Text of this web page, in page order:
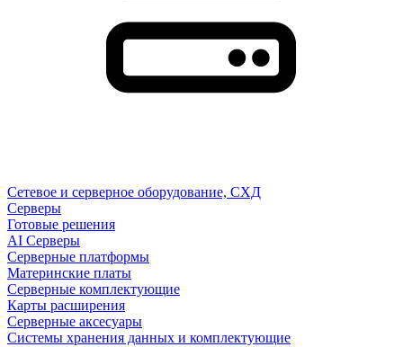
Сетевое и серверное оборудование, СХД
Cерверы
Готовые решения
AI Серверы
Серверные платформы
Материнские платы
Серверные комплектующие
Карты расширения
Серверные аксесуары
Системы хранения данных и комплектующие